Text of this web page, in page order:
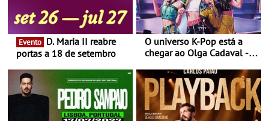
Evento
portas a 18 de setembro
O universo K-Pop está a
chegar ao Olga Cadaval - A